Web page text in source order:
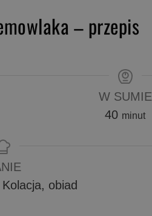
– przepis
W SUMIE
40minuty
minut
obiad